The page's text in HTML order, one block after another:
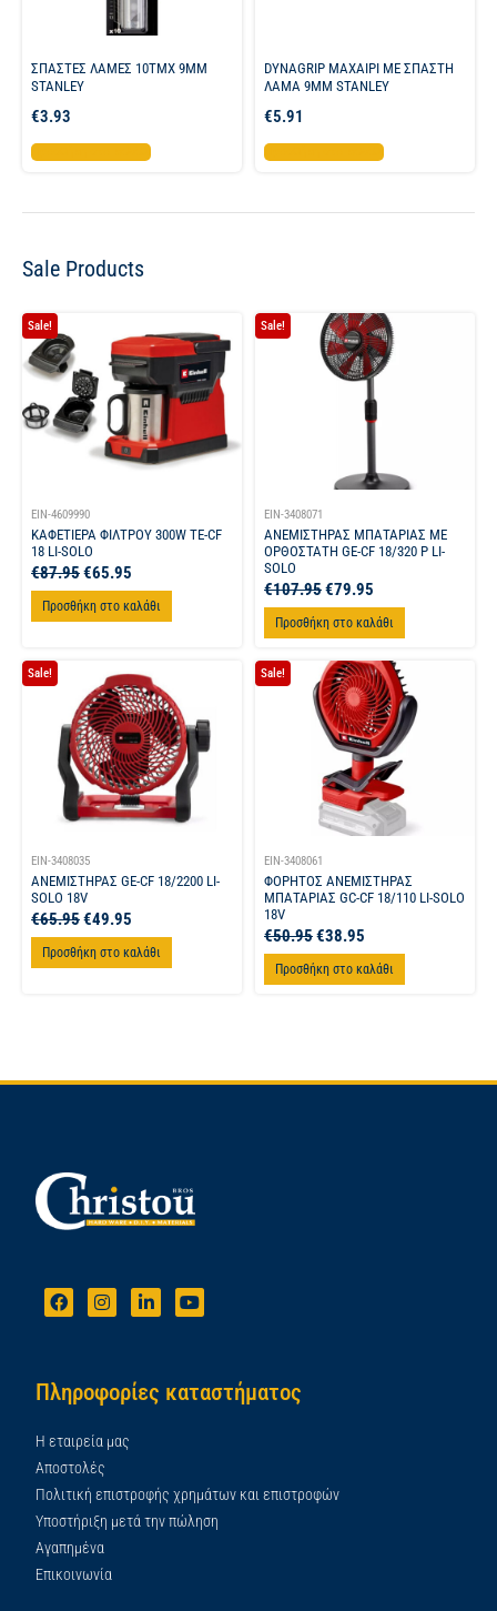
ΣΠΑΣΤΕΣ ΛΑΜΕΣ 10ΤΜΧ 9ΜΜ
STANLEY
€3.93
Προσθήκη στο καλάθι
DYNAGRIP ΜΑΧΑΙΡΙ ME ΣΠΑΣΤΗ
ΛΑΜΑ 9MM STANLEY
€5.91
Προσθήκη στο καλάθι
Sale Products
Sale!
EIN-4609990
ΚΑΦΕΤΙΕΡΑ ΦΙΛΤΡΟΥ 300W TE-CF
18 LI-SOLO
€87.95€65.95
Προσθήκη στο καλάθι
Sale!
EIN-3408071
ΑΝΕΜΙΣΤΗΡΑΣ ΜΠΑΤΑΡΙΑΣ ΜΕ
ΟΡΘΟΣΤΑΤΗ GE-CF 18/320 P LI-
SOLO
€107.95€79.95
Προσθήκη στο καλάθι
Sale!
EIN-3408035
ΑΝΕΜΙΣΤΗΡΑΣ GE-CF 18/2200 LI-
SOLO 18V
€65.95€49.95
Προσθήκη στο καλάθι
Sale!
EIN-3408061
ΦΟΡΗΤΟΣ ΑΝΕΜΙΣΤΗΡΑΣ
ΜΠΑΤΑΡΙΑΣ GC-CF 18/110 LI-SOLO
18V
€50.95€38.95
Προσθήκη στο καλάθι
Πληροφορίες καταστήματος
Η εταιρεία μας
Αποστολές
Πολιτική επιστροφής χρημάτων και επιστροφών
Υποστήριξη μετά την πώληση
Αγαπημένα
Επικοινωνία